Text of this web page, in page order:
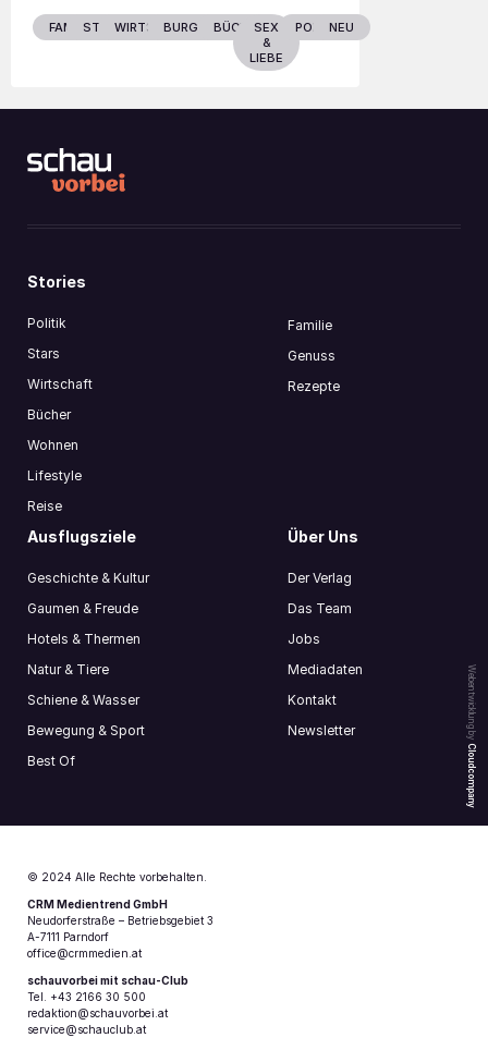
FAMILIESTARSWIRTSCHAFTBURGENLANDBÜCHERSEX
&
LIEBE
POLITIKNEU
Webentwicklung by
Cloudcompany
Stories
Politik
Stars
Wirtschaft
Bücher
Wohnen
Lifestyle
Reise
Familie
Genuss
Rezepte
Ausflugsziele
Geschichte & Kultur
Gaumen & Freude
Hotels & Thermen
Natur & Tiere
Schiene & Wasser
Bewegung & Sport
Best Of
Über Uns
Der Verlag
Das Team
Jobs
Mediadaten
Kontakt
Newsletter
© 2024 Alle Rechte vorbehalten.
CRM Medientrend GmbH
Neudorferstraße – Betriebsgebiet 3
A-7111 Parndorf
office@crmmedien.at
schauvorbei mit schau-Club
Tel. +43 2166 30 500
redaktion@schauvorbei.at
service@schauclub.at